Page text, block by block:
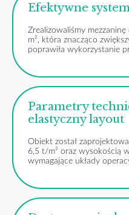
Efektywne
Zrealizowaliśmy
m², która znacząco
poprawiła wykorzystanie
Parametry
elastyczny layout
Obiekt został
6,5 t/m² oraz wysokością
wymagające układy